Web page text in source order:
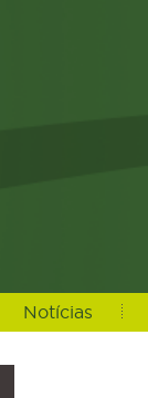
Notícias